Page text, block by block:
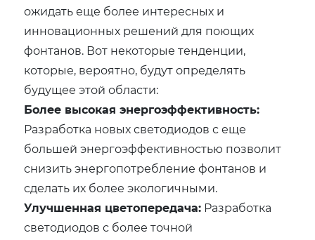
ожидать еще более интересных и
инновационных решений для поющих
фонтанов. Вот некоторые тенденции,
которые, вероятно, будут определять
будущее этой области:
Более высокая энергоэффективность:
Разработка новых светодиодов с еще
большей энергоэффективностью позволит
снизить энергопотребление фонтанов и
сделать их более экологичными.
Улучшенная цветопередача: Разработка
светодиодов с более точной